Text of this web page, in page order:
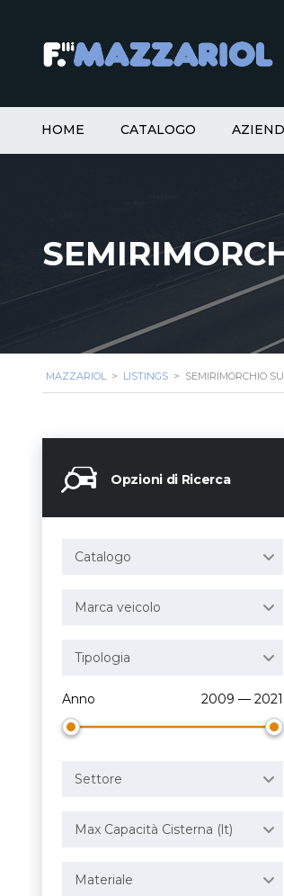
HOME CATALOGO
MAZZARIOL > LISTINGS > SEMIRIMORCHIO
Opzioni di Ricerca
Catalogo
Marca veicolo
Tipologia
Anno 2009 — 2021
Settore
Max Capacità Cisterna (lt)
Materiale